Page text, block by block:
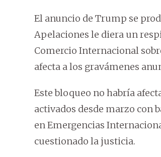
El anuncio de Trump se
Apelaciones le diera un
Comercio Internacional
afecta a los gravámenes
Este bloqueo no habría
activados desde marzo con
en Emergencias
cuestionado la justicia.